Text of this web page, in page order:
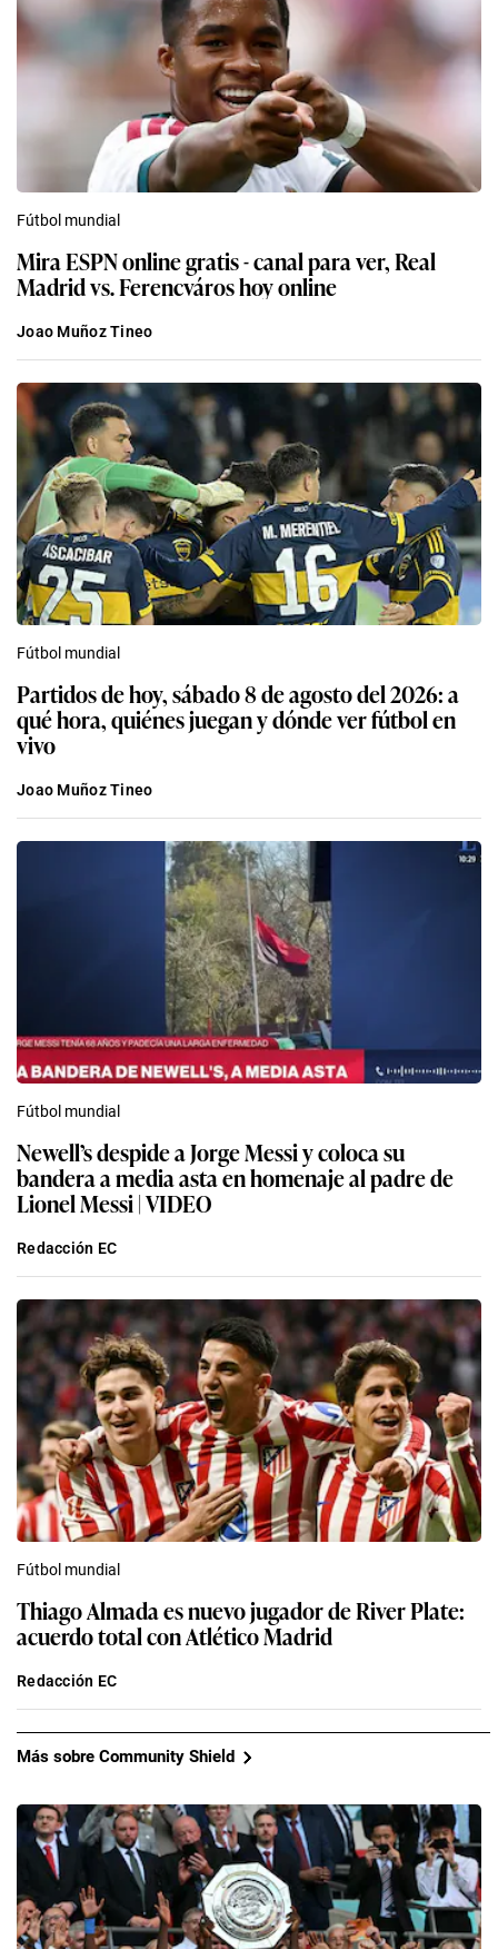
Fútbol mundial
Mira ESPN online gratis - canal para ver, Real
Madrid vs. Ferencváros hoy online
Joao Muñoz Tineo
Fútbol mundial
Partidos de hoy, sábado 8 de agosto del 2026: a
qué hora, quiénes juegan y dónde ver fútbol en
vivo
Joao Muñoz Tineo
Fútbol mundial
Newell’s despide a Jorge Messi y coloca su
bandera a media asta en homenaje al padre de
Lionel Messi | VIDEO
Redacción EC
Fútbol mundial
Thiago Almada es nuevo jugador de River Plate:
acuerdo total con Atlético Madrid
Redacción EC
Más sobre Community Shield